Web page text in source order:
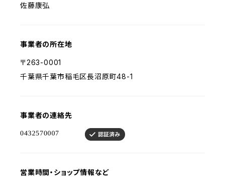
佐藤康弘
事業者の所在地
〒263-0001
千葉県千葉市稲毛区長沼原町48-1
事業者の連絡先
営業時間・ショップ情報など